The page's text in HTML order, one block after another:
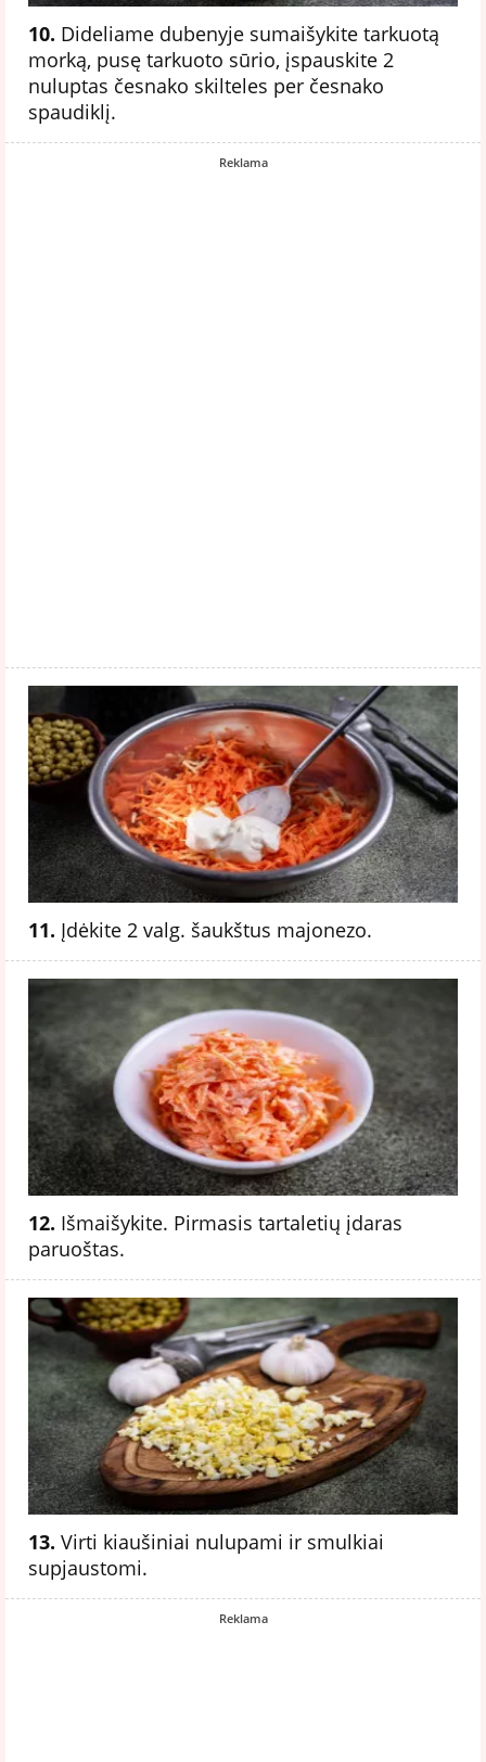
10. Dideliame dubenyje sumaišykite tarkuotą
morką, pusę tarkuoto sūrio, įspauskite 2
nuluptas česnako skilteles per česnako
spaudiklį.
Reklama
11. Įdėkite 2 valg. šaukštus majonezo.
12. Išmaišykite. Pirmasis tartaletių įdaras
paruoštas.
13. Virti kiaušiniai nulupami ir smulkiai
supjaustomi.
Reklama